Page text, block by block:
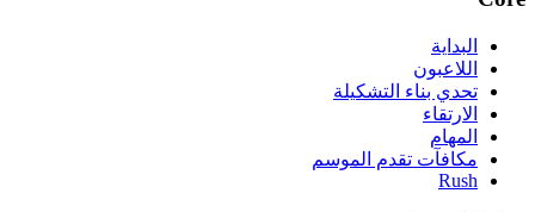
البداية
اللاعبون
تحدي بناء التشكيلة
الارتقاء
المهام
مكافآت تقدم الموسم
Rush